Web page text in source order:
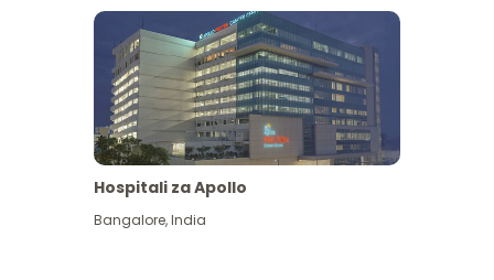
Hospitali za Apollo
Bangalore,India